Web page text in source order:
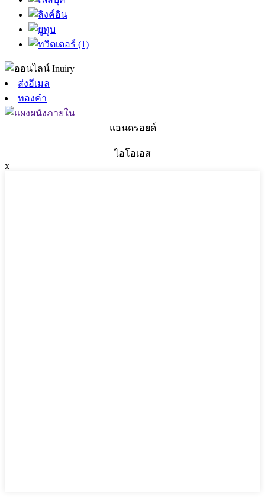
ส่งอีเมล
ทองคำ
แอนดรอยด์
ไอโอเอส
x